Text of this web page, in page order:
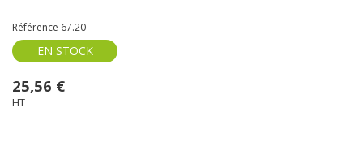
Référence 67.20
EN STOCK
25,56 €
HT